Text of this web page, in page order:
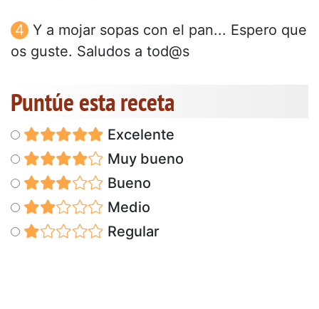
Y a mojar sopas con el pan... Espero que
os guste. Saludos a tod@s
Puntúe esta receta
Excelente
Muy bueno
Bueno
Medio
Regular